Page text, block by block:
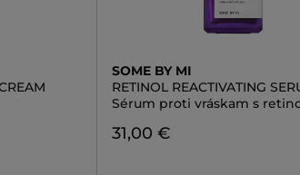
SOME BY MI
RETINOL REACTIVATING
Sérum proti vráskam s
31,00 €